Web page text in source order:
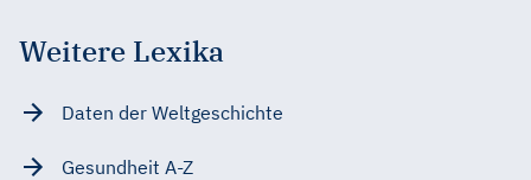
Weitere Lexika
Daten der Weltgeschichte
Gesundheit A-Z